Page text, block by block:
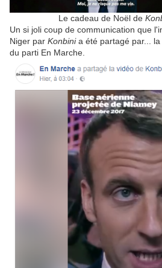
Le cadeau de Noël de
Un si joli coup de communication que
Niger par Konbinia été partagé par...
du parti En Marche.